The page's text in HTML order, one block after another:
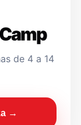
de 4 a 14
→